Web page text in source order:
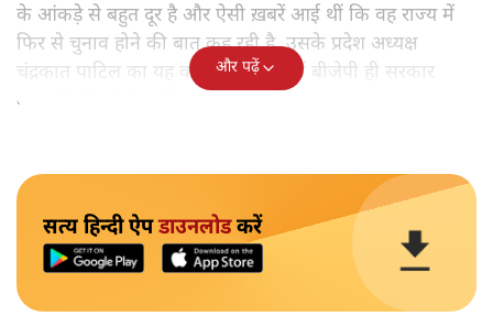
के आंकड़े से बहुत दूर है और ऐसी ख़बरें आई थीं कि वह राज्य में
फिर से चुनाव होने की बात कह रही है, उसके प्रदेश अध्यक्ष
चंद्रकात पाटिल का यह कहना कि राज्य में बीजेपी ही सरकार
बनाएगी, किसी के गले नहीं उतर रहा है।
और पढ़ें
सत्य हिन्दी ऐपडाउनलोडकरें